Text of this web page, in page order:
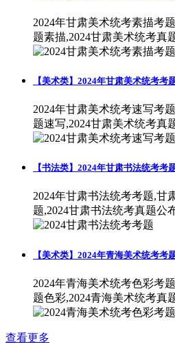
2024年甘肃美术统考素描考
题素描,2024甘肃美术统考真
【美术类】2024年甘肃美术统考考
2024年甘肃美术统考速写考
题速写,2024甘肃美术统考真
【书法类】2024年甘肃书法统考考
2024年甘肃书法统考考题,甘
题,2024甘肃书法统考真题公
【美术类】2024年青海美术统考考
2024年青海美术统考色彩考
题色彩,2024青海美术统考真
查看更多